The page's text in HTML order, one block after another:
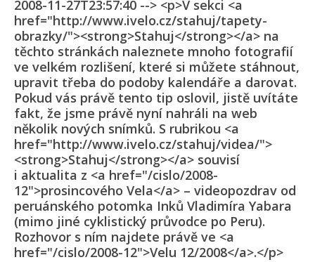
2008-11-27T23:57:40 --> <p>V sekci <a
href="http://www.ivelo.cz/stahuj/tapety-
obrazky/"><strong>Stahuj</strong></a> na
těchto stránkách naleznete mnoho fotografií
ve velkém rozlišení, které si můžete stáhnout,
upravit třeba do podoby kalendáře a darovat.
Pokud vás právě tento tip oslovil, jistě uvítáte
fakt, že jsme právě nyní nahráli na web
několik nových snímků. S rubrikou <a
href="http://www.ivelo.cz/stahuj/videa/">
<strong>Stahuj</strong></a> souvisí
i aktualita z <a href="/cislo/2008-
12">prosincového Vela</a> – videopozdrav od
peruánského potomka Inků Vladimíra Yabara
(mimo jiné cyklistický průvodce po Peru).
Rozhovor s ním najdete právě ve <a
href="/cislo/2008-12">Velu 12/2008</a>.</p>